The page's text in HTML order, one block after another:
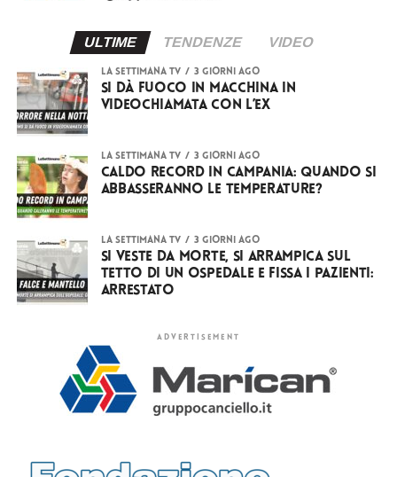
ULTIME TENDENZE VIDEO
LA SETTIMANA TV 3 giorni ago
Si dà fuoco in macchina in
videochiamata con l’ex
LA SETTIMANA TV 3 giorni ago
Caldo record in Campania: quando si
abbasseranno le temperature?
LA SETTIMANA TV 3 giorni ago
Si veste da Morte, si arrampica sul
tetto di un ospedale e fissa i pazienti:
arrestato
ADVERTISEMENT